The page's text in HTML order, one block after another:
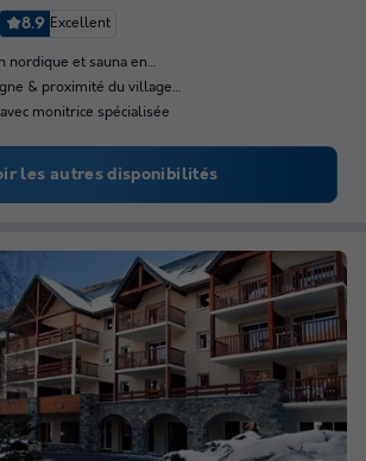
8.9 Excellent
nordique et sauna en…
& proximité du village…
monitrice spécialisée
les autres disponibilités